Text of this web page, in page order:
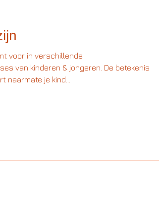
voor in verschillende
van kinderen & jongeren. De betekenis
naarmate je kind...